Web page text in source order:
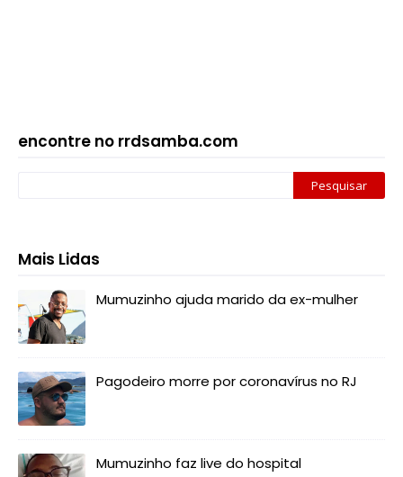
encontre no rrdsamba.com
Mais Lidas
Mumuzinho ajuda marido da ex-mulher
Pagodeiro morre por coronavírus no RJ
Mumuzinho faz live do hospital